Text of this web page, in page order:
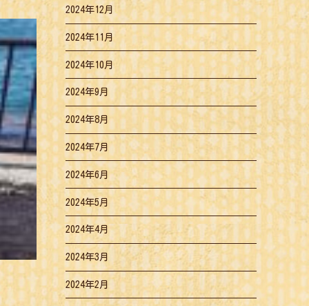
2024年12月
2024年11月
2024年10月
2024年9月
2024年8月
2024年7月
2024年6月
2024年5月
2024年4月
2024年3月
2024年2月